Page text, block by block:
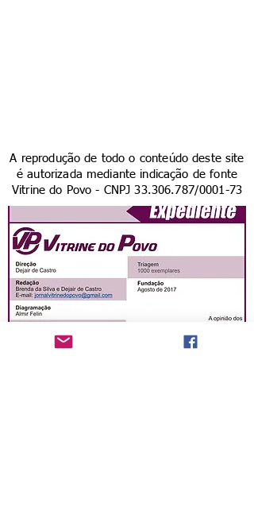
A reprodução de todo o conteúdo deste site
é autorizada mediante indicação de fonte
Vitrine do Povo - CNPJ33.306.787/0001-73